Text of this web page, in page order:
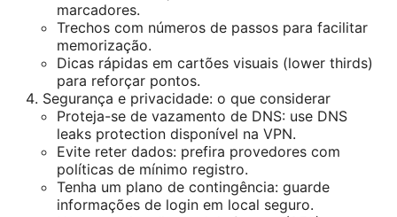
marcadores.
Trechos com números de passos para facilitar
memorização.
Dicas rápidas em cartões visuais (lower thirds)
para reforçar pontos.
Segurança e privacidade: o que considerar
Proteja-se de vazamento de DNS: use DNS
leaks protection disponível na VPN.
Evite reter dados: prefira provedores com
políticas de mínimo registro.
Tenha um plano de contingência: guarde
informações de login em local seguro.